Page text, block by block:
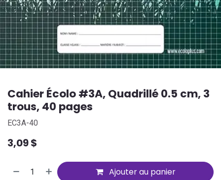
Cahier Écolo #3A, Quadrillé 0.5 cm, 3
trous, 40 pages
EC3A-40
3,09$
Ajouter au panier